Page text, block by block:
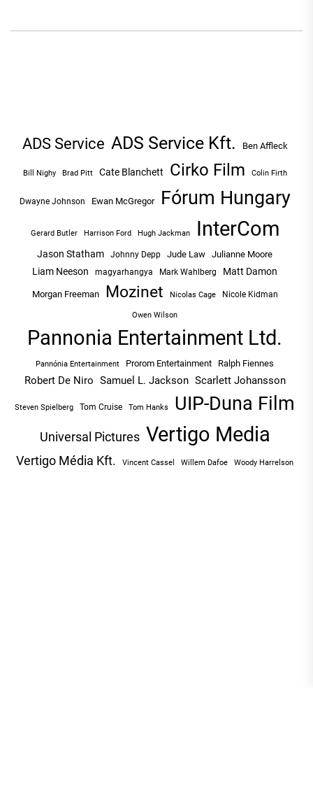
ADS Service ADS Service Kft. Ben Affleck
Bill Nighy Brad Pitt Cate Blanchett Cirko Film Colin Firth
Dwayne Johnson Ewan McGregor Fórum Hungary
Gerard Butler Harrison Ford Hugh Jackman InterCom
Jason Statham Johnny Depp Jude Law Julianne Moore
Liam Neeson magyarhangya Mark Wahlberg Matt Damon
Morgan Freeman Mozinet Nicolas Cage Nicole Kidman
Owen Wilson
Pannonia Entertainment Ltd.
Pannónia Entertainment Prorom Entertainment Ralph Fiennes
Robert De Niro Samuel L. Jackson Scarlett Johansson
Steven Spielberg Tom Cruise Tom Hanks UIP-Duna Film
Universal Pictures Vertigo Media
Vertigo Média Kft. Vincent Cassel Willem Dafoe Woody Harrelson